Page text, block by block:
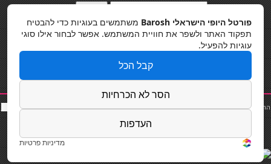
מדיניות פרטיות
החלקות שיער|תאורה לבית|פאות ותוספות שיער|נייל סטודיו|תוספות שיער|שף פרטי|כ
סאות
Designed byBarosh 2020
פורטל היופי הישראלי Barosh
משתמשים בעוגיות כדי להבטיח
תפקוד האתר ולשפר את חוויית המשתמש. אפשר לבחור אילו סוגי
עוגיות להפעיל.
קבל הכל
הסר לא הכרחיות
העדפות
מדיניות פרטיות